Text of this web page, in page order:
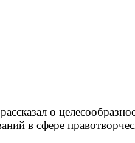
о
в сфере